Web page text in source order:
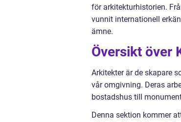
för arkitekturhistorien.
vunnit internationell
ämne.
Översikt över
Arkitekter är de skapare
vår omgivning. Deras
bostadshus till
Denna sektion kommer